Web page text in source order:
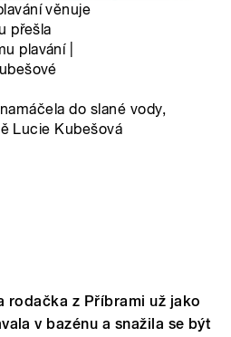
věnuje
přešla
plavání |
do slané vody,
Lucie Kubešová
rodačka z Příbrami už jako
v bazénu a snažila se být